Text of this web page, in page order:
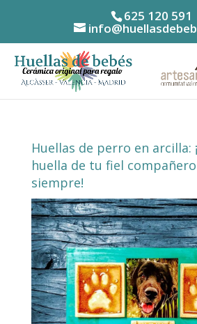
625 120 591
Huellas de perro en arcilla:
huella de tu fiel
siempre!